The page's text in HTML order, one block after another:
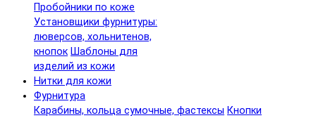
Пробойники по коже
Установщики фурнитуры:
люверсов, хольнитенов,
кнопок Шаблоны для
изделий из кожи
Нитки для кожи
Фурнитура
Карабины, кольца сумочные, фастексы Кнопки